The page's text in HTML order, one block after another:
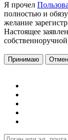
Я прочел
полностью и
желание
Настоящее
Принимаю